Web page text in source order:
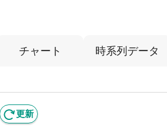
チャート 時系列データ
更新